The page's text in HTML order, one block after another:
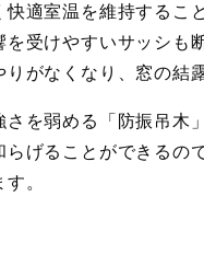
快適室温を維持するこ
を受けやすいサッシも
りがなくなり、窓の結
さを弱める「防振吊木
らげることができるの
。